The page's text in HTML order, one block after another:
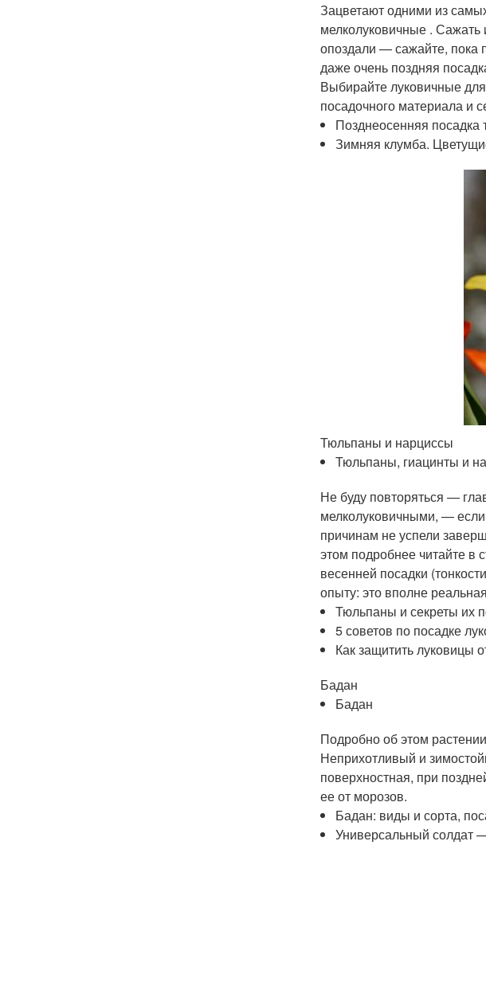
Зацветают одними из
мелколуковичные . Сажать
опоздали — сажайте, пока
даже очень поздняя
Выбирайте луковичные
посадочного материала и
Позднеосенняя посадка
Зимняя клумба.
Тюльпаны и нарциссы
Тюльпаны, гиацинты и
Не буду повторяться —
мелколуковичными, — если
причинам не успели
этом подробнее читайте в
весенней посадки
опыту: это вполне
Тюльпаны и секреты их
5 советов по посадке
Как защитить луковицы
Бадан
Бадан
Подробно об этом
Неприхотливый и
поверхностная, при
ее от морозов.
Бадан: виды и сорта,
Универсальный солдат